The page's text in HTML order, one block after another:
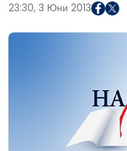
23:30, 3 Юни 2013